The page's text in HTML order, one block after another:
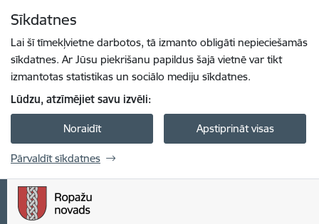
Sīkdatnes
Lai šī tīmekļvietne darbotos, tā izmanto obligāti nepieciešamās
sīkdatnes. Ar Jūsu piekrišanu papildus šajā vietnē var tikt
izmantotas statistikas un sociālo mediju sīkdatnes.
Lūdzu, atzīmējiet savu izvēli:
Noraidīt Apstiprināt visas
Pārvaldīt sīkdatnes